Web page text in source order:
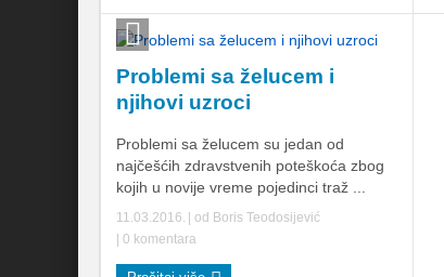
Problemi sa želucem i
njihovi uzroci
Problemi sa želucem su jedan od
najčešćih zdravstvenih poteškoća zbog
kojih u novije vreme pojedinci traž ...
11.03.2016. | od Boris Teodosijević
0 komentara